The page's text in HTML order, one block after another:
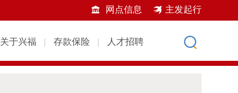
主发起行
网点信息
关于兴福 | 存款保险 | 人才招聘